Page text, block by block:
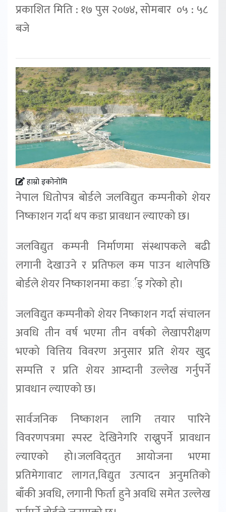
प्रकाशित मिति : १७ पुस २०७४, सोमबार ०५ : ५८
बजे
हाम्रो इकोनोमि
नेपाल धितोपत्र बोर्डले जलविद्युत कम्पनीको शेयर
निष्काशन गर्दा थप कडा प्रावधान ल्याएको छ।
जलविद्युत कम्पनी निर्माणमा संस्थापकले बढी
लगानी देखाउने र प्रतिफल कम पाउन थालेपछि
बोर्डले शेयर निष्काशनमा कडार्इ गरेको हो।
जलविद्युत कम्पनीको शेयर निष्काशन गर्दा संचालन
अवधि तीन वर्ष भएमा तीन वर्षको लेखापरीक्षण
भएको वित्तिय विवरण अनुसार प्रति शेयर खुद
सम्पत्ति र प्रति शेयर आम्दानी उल्लेख गर्नुपर्ने
प्रावधान ल्याएको छ।
सार्वजनिक निष्काशन लागि तयार पारिने
विवरणपत्रमा स्पस्ट देखिनेगरि राख्नुपर्ने प्रावधान
ल्याएको हो।जलविद्तुत आयोजना भएमा
प्रतिमेगावाट लागत,विद्युत उत्पादन अनुमतिको
बाँकी अवधि, लगानी फिर्ता हुने अवधि समेत उल्लेख